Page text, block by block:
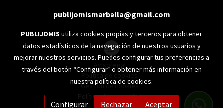
publijomismarbella@gmail.com
Aviso legal
Política de cookies
Gestión de cookies
Política de privacidad
PUBLIJOMIS utiliza cookies propias y terceros para obtener
datos estadísticos de la navegación de nuestros usuarios y
mejorar nuestros servicios. Puedes configurar tus preferencias a
través del botón “Configurar” o obtener más información en
nuestra política de cookies.
Configurar Rechazar Aceptar